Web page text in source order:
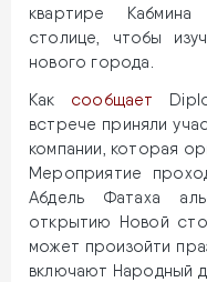
квартире
столице, чтобы
нового города.
Как сообщает
встрече приняли
компании, которая
Мероприятие
Абдель Фатаха
открытию Новой
может произойти
включают Народный